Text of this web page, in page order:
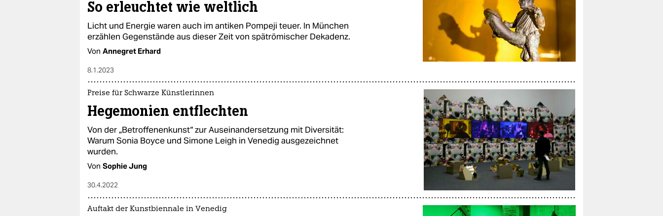
So erleuchtet wie weltlich
Licht und Energie waren auch im antiken Pompeji teuer. In München
erzählen Gegenstände aus dieser Zeit von spätrömischer Dekadenz.
Von Annegret Erhard
8.1.2023
Preise für Schwarze Künstlerinnen
Hegemonien entflechten
Von der „Betroffenenkunst“ zur Auseinandersetzung mit Diversität:
Warum Sonia Boyce und Simone Leigh in Venedig ausgezeichnet
wurden.
Von Sophie Jung
30.4.2022
Auftakt der Kunstbiennale in Venedig